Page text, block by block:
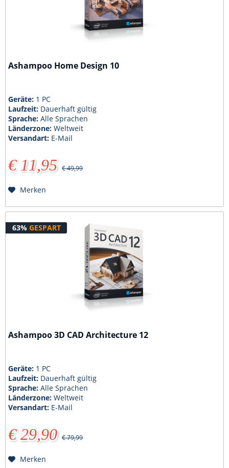
Ashampoo Home Design 10
Geräte: 1 PC
Laufzeit: Dauerhaft gültig
Sprache:Alle Sprachen
Länderzone:Weltweit
Versandart: E-Mail
€ 11,95 € 49,99
Merken
63% GESPART
Ashampoo 3D CAD Architecture 12
Geräte: 1 PC
Laufzeit: Dauerhaft gültig
Sprache:Alle Sprachen
Länderzone:Weltweit
Versandart: E-Mail
€ 29,90 € 79,99
Merken